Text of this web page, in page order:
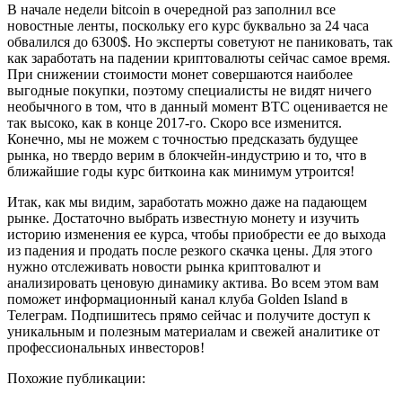
В начале недели bitcoin в очередной раз заполнил все
новостные ленты, поскольку его курс буквально за 24 часа
обвалился до 6300$. Но эксперты советуют не паниковать, так
как заработать на падении криптовалюты сейчас самое время.
При снижении стоимости монет совершаются наиболее
выгодные покупки, поэтому специалисты не видят ничего
необычного в том, что в данный момент BTC оценивается не
так высоко, как в конце 2017-го. Скоро все изменится.
Конечно, мы не можем с точностью предсказать будущее
рынка, но твердо верим в блокчейн-индустрию и то, что в
ближайшие годы курс биткоина как минимум утроится!
Итак, как мы видим, заработать можно даже на падающем
рынке. Достаточно выбрать известную монету и изучить
историю изменения ее курса, чтобы приобрести ее до выхода
из падения и продать после резкого скачка цены. Для этого
нужно отслеживать новости рынка криптовалют и
анализировать ценовую динамику актива. Во всем этом вам
поможет информационный канал клуба Golden Island в
Телеграм. Подпишитесь прямо сейчас и получите доступ к
уникальным и полезным материалам и свежей аналитике от
профессиональных инвесторов!
Похожие публикации: